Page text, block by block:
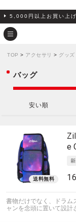
5,000円以上お買い上げ
TOP > アクセサリ > グッズ
バッグ
安い順
e
書物だけでなく、ドラム
ャンを念頭に置いて設計